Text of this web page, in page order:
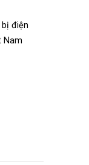
điện
Nam